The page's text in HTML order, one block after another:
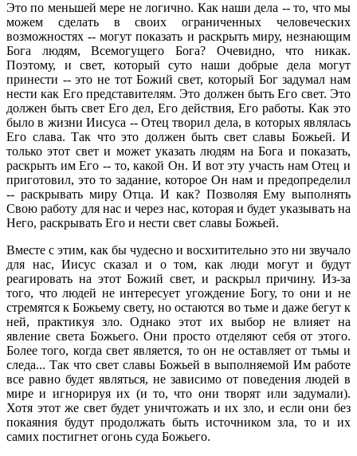
Это по меньшей мере не логично. Как наши дела -- то, что мы
можем сделать в своих ограниченных человеческих
возможностях -- могут показать и раскрыть миру, незнающим
Бога людям, Всемогущего Бога? Очевидно, что никак.
Поэтому, и свет, который суто наши добрые дела могут
принести -- это не тот Божий свет, который Бог задумал нам
нести как Его представителям. Это должен быть Его свет. Это
должен быть свет Его дел, Его действия, Его работы. Как это
было в жизни Иисуса -- Отец творил дела, в которых являлась
Его слава. Так что это должен быть свет славы Божьей. И
только этот свет и может указать людям на Бога и показать,
раскрыть им Его -- то, какой Он. И вот эту участь нам Отец и
приготовил, это то задание, которое Он нам и предопределил
-- раскрывать миру Отца. И как? Позволяя Ему выполнять
Свою работу для нас и через нас, которая и будет указывать на
Него, раскрывать Его и нести свет славы Божьей.
Вместе с этим, как бы чудесно и восхитительно это ни звучало
для нас, Иисус сказал и о том, как люди могут и будут
реагировать на этот Божий свет, и раскрыл причину. Из-за
того, что людей не интересует угождение Богу, то они и не
стремятся к Божьему свету, но остаются во тьме и даже бегут к
ней, практикуя зло. Однако этот их выбор не влияет на
явление света Божьего. Они просто отделяют себя от этого.
Более того, когда свет является, то он не оставляет от тьмы и
следа... Так что свет славы Божьей в выполняемой Им работе
все равно будет являться, не зависимо от поведения людей в
мире и игнорируя их (и то, что они творят или задумали).
Хотя этот же свет будет уничтожать и их зло, и если они без
покаяния будут продолжать быть источником зла, то и их
самих постигнет огонь суда Божьего.